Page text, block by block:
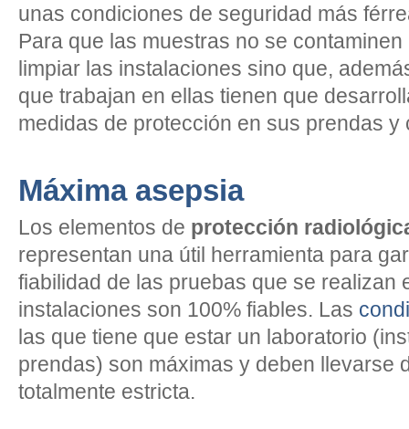
unas condiciones de seguridad más
Para que las muestras no se
limpiar las instalaciones sino que,
que trabajan en ellas tienen que
medidas de protección en sus prendas y
Máxima asepsia
Los elementos de protección
representan una útil herramienta para
fiabilidad de las pruebas que se realizan
instalaciones son 100% fiables. Las
las que tiene que estar un laboratorio
prendas) son máximas y deben llevarse
totalmente estricta.